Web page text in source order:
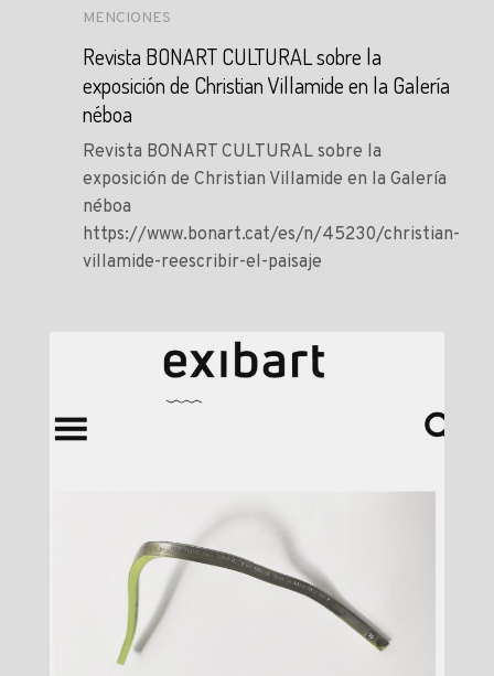
MENCIONES
Revista BONART CULTURAL sobre la
exposición de Christian Villamide en la Galería
néboa
Revista BONART CULTURAL sobre la
exposición de Christian Villamide en la Galería
néboa
https://www.bonart.cat/es/n/45230/christian-
villamide-reescribir-el-paisaje